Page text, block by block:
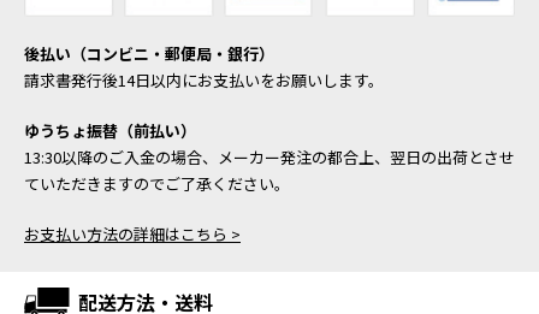
後払い（コンビニ・郵便局・銀行）
請求書発行後14日以内にお支払いをお願いします。
ゆうちょ振替（前払い）
13:30以降のご入金の場合、メーカー発注の都合上、翌日の出荷とさせ
ていただきますのでご了承ください。
お支払い方法の詳細はこちら >
配送方法・送料